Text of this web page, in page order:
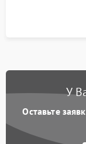
У
Оставьте